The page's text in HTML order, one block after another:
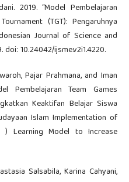
2019. “Model Pembelajaran
(TGT): Pengaruhnya
Journal of Science and
10.24042/ijsme.v2i1.4220.
Pajar Prahmana, and Iman
Pembelajaran Team Games
Keaktifan Belajar Siswa
Islam Implementation of
) Learning Model to Increase
Salsabila, Karina Cahyani,